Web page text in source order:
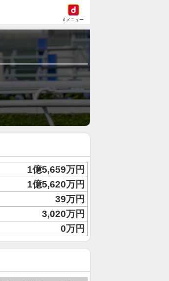
dメニュー
1億5,659万円
1億5,620万円
39万円
3,020万円
0万円